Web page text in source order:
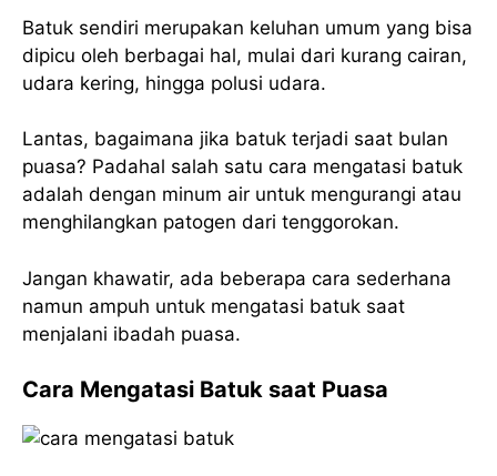
Batuk sendiri merupakan keluhan umum yang bisa
dipicu oleh berbagai hal, mulai dari kurang cairan,
udara kering, hingga polusi udara.
Lantas, bagaimana jika batuk terjadi saat bulan
puasa? Padahal salah satu cara mengatasi batuk
adalah dengan minum air untuk mengurangi atau
menghilangkan patogen dari tenggorokan.
Jangan khawatir, ada beberapa cara sederhana
namun ampuh untuk mengatasi batuk saat
menjalani ibadah puasa.
Cara Mengatasi Batuk saat Puasa